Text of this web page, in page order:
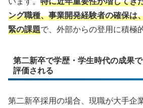
ング職種、事業開発経験者の確保は
緊の課題で、外部からの登用に積極
第二新卒で学歴・学生時代の成果
評価される
第二新卒採用の場合、現職が大手企